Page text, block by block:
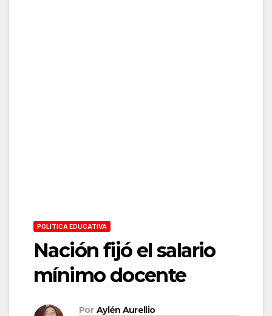
POLÍTICA EDUCATIVA
Nación fijó el salario
mínimo docente
Por Aylén Aurellio